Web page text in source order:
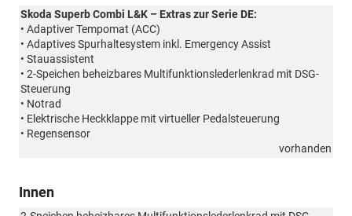
Skoda Superb Combi L&K – Extras zur Serie DE:
• Adaptiver Tempomat (ACC)
• Adaptives Spurhaltesystem inkl. Emergency Assist
• Stauassistent
• 2-Speichen beheizbares Multifunktionslederlenkrad mit DSG-
Steuerung
• Notrad
• Elektrische Heckklappe mit virtueller Pedalsteuerung
• Regensensor
vorhanden
Innen